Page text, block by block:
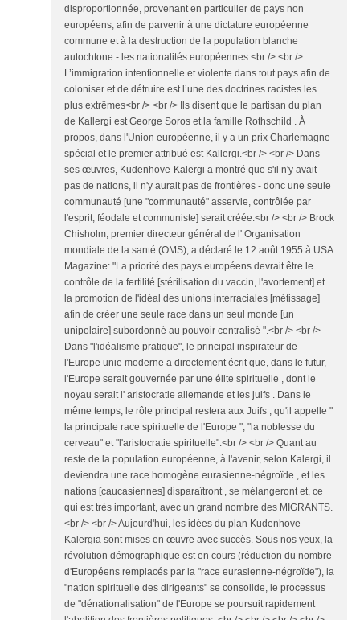
disproportionnée, provenant en particulier de pays non
européens, afin de parvenir à une dictature européenne
commune et à la destruction de la population blanche
autochtone - les nationalités européennes.<br /> <br />
L’immigration intentionnelle et violente dans tout pays afin de
coloniser et de détruire est l’une des doctrines racistes les
plus extrêmes<br /> <br /> Ils disent que le partisan du plan
de Kallergi est George Soros et la famille Rothschild . À
propos, dans l'Union européenne, il y a un prix Charlemagne
spécial et le premier attribué est Kallergi.<br /> <br /> Dans
ses œuvres, Kudenhove-Kalergi a montré que s'il n'y avait
pas de nations, il n'y aurait pas de frontières - donc une seule
communauté [une "communauté" asservie, contrôlée par
l'esprit, féodale et communiste] serait créée.<br /> <br /> Brock
Chisholm, premier directeur général de l' Organisation
mondiale de la santé (OMS), a déclaré le 12 août 1955 à USA
Magazine: "La priorité des pays européens devrait être le
contrôle de la fertilité [stérilisation du vaccin, l'avortement] et
la promotion de l'idéal des unions interraciales [métissage]
afin de créer une seule race dans un seul monde [un
unipolaire] subordonné au pouvoir centralisé ".<br /> <br />
Dans "l'idéalisme pratique", le principal inspirateur de
l'Europe unie moderne a directement écrit que, dans le futur,
l'Europe serait gouvernée par une élite spirituelle , dont le
noyau serait l' aristocratie allemande et les juifs . Dans le
même temps, le rôle principal restera aux Juifs , qu'il appelle "
la principale race spirituelle de l'Europe ", "la noblesse du
cerveau" et "l'aristocratie spirituelle".<br /> <br /> Quant au
reste de la population européenne, à l'avenir, selon Kalergi, il
deviendra une race homogène eurasienne-négroïde , et les
nations [caucasiennes] disparaîtront , se mélangeront et, ce
qui est très important, avec un grand nombre des MIGRANTS.
<br /> <br /> Aujourd'hui, les idées du plan Kudenhove-
Kalergia sont mises en œuvre avec succès. Sous nos yeux, la
révolution démographique est en cours (réduction du nombre
d'Européens remplacés par la "race eurasienne-négroïde"), la
"nation spirituelle des dirigeants" se consolide, le processus
de "dénationalisation" de l'Europe se poursuit rapidement